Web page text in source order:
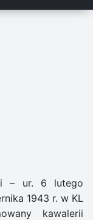
– ur. 6 lutego
1943 r. w KL
kawalerii